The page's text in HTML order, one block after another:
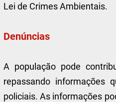
Lei de Crimes Ambientais.
Denúncias
A população pode
repassando informações
policiais. As informações